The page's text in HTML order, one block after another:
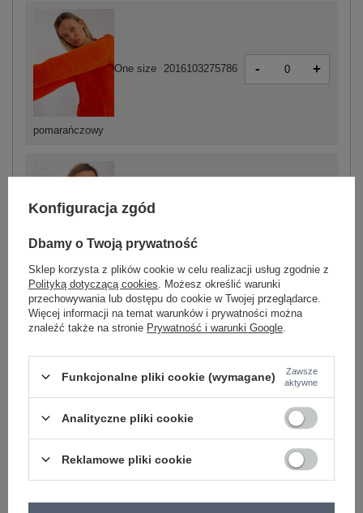
pomarańczowy
One size 2016103275786 - +
fluo różowy
guzikami RUE PARIS .
skład materiału: 100% akryl
Konfiguracja zgód
Dbamy o Twoją prywatność
Sklep korzysta z plików cookie w celu realizacji usług zgodnie z
Polityką dotyczącą cookies . Możesz określić warunki
przechowywania lub dostępu do cookie w Twojej przeglądarce.
Więcej informacji na temat warunków i prywatności można
znaleźć także na stronie Prywatność i warunki Google
Funkcjonalne pliki cookie (wymagane)
Zawsze
aktywne
Analityczne pliki cookie
Reklamowe pliki cookie